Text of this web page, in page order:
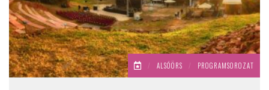
/ ALSÓÖRS / PROGRAMSOROZAT